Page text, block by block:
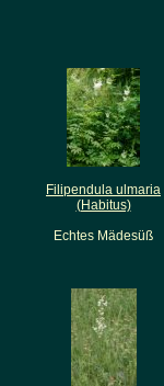
Filipendula ulmaria
(Habitus)
Echtes Mädesüß